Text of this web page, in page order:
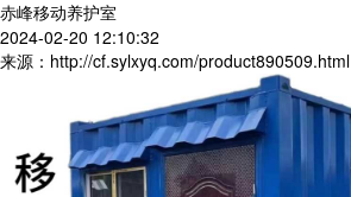
赤峰移动养护室
2024-02-20 12:10:32
来源：http://cf.sylxyq.com/product890509.html